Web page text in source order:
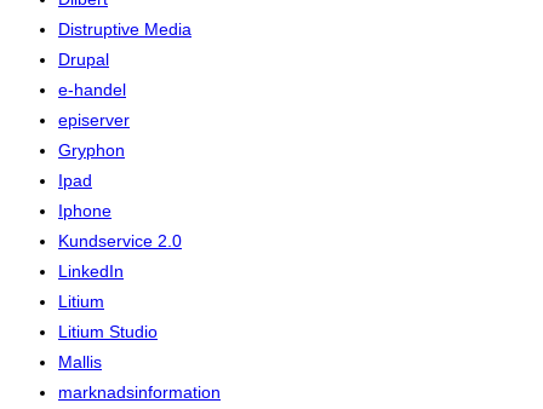
Distruptive Media
Drupal
e-handel
episerver
Gryphon
Ipad
Iphone
Kundservice 2.0
LinkedIn
Litium
Litium Studio
Mallis
marknadsinformation